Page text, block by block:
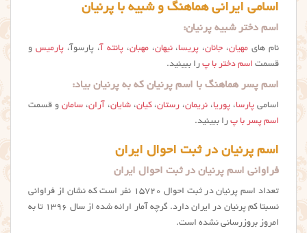
اسامی ایرانی هماهنگ و شبیه با پرنیان
اسم دختر شبیه پرنیان:
نام های مهیان، جانان، پریسا،نیهان،مهبان،پانته آ، پارسوآ،پارمیس و
قسمت اسم دختر با پ را ببینید.
اسم پسر هماهنگ با اسم پرنیان که به پرنیان بیاد:
اسامی پارسا، پوریا، نریمان، رستان،کیان،شایان، آران،سامان و قسمت
اسم پسر با پ را ببینید.
اسم پرنیان در ثبت احوال ایران
فراوانی اسم پرنیان در ثبت احوال ایران
تعداد اسم پرنیان در ثبت احوال ۱۵۷۲۰ نفر است که نشان از فراوانی
نسبتا کم پرنيان در ایران دارد. گرچه آمار ارائه شده از سال ۱۳۹۶ تا به
امروز بروزرسانی نشده است.